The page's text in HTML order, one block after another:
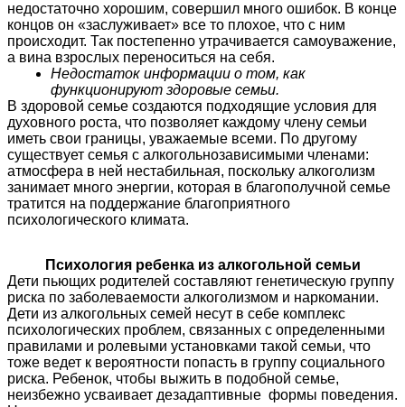
недостаточно хорошим, совершил много ошибок. В конце
концов он «заслуживает» все то плохое, что с ним
происходит. Так постепенно утрачивается самоуважение,
а вина взрослых переноситься на себя.
Недостаток информации о том, как
функционируют здоровые семьи.
В здоровой семье создаются подходящие условия для
духовного роста, что позволяет каждому члену семьи
иметь свои границы, уважаемые всеми. По другому
существует семья с алкогольнозависимыми членами:
атмосфера в ней нестабильная, поскольку алкоголизм
занимает много энергии, которая в благополучной семье
тратится на поддержание благоприятного
психологического климата.
Психология ребенка из алкогольной семьи
Дети пьющих родителей составляют генетическую группу
риска по заболеваемости алкоголизмом и наркомании.
Дети из алкогольных семей несут в себе комплекс
психологических проблем, связанных с определенными
правилами и ролевыми установками такой семьи, что
тоже ведет к вероятности попасть в группу социального
риска. Ребенок, чтобы выжить в подобной семье,
неизбежно усваивает дезадаптивные формы поведения.